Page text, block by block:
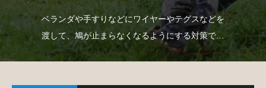
ベランダや手すりなどにワイヤーやテグスなどを
渡して、鳩が止まらなくなるようにする対策で
す。